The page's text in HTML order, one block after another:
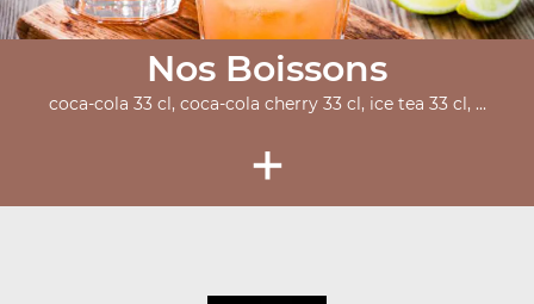
Nos Boissons
coca-cola 33 cl, coca-cola cherry 33 cl, ice tea 33 cl, ...
+